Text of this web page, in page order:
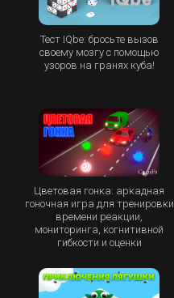
Тест IQbe: бросьте вызов
своему мозгу с помощью
узоров на гранях куба!
Цветовая гонка: аркадная
гоночная игра для тренировки
времени реакции,
мониторинга, когнитивной
гибкости и оценки